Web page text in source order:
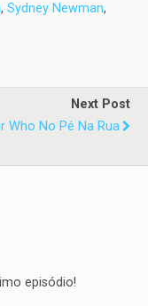
, Sydney Newman,
Next Post
Who No Pé Na Rua
episódio!